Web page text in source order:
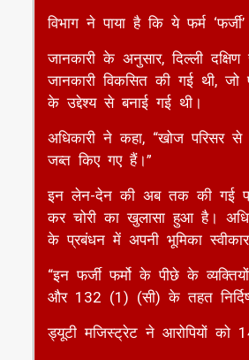
जानकारी के अनुसार, दिल्ली
जानकारी विकसित की गई थी,
के उद्देश्य से बनाई गई थी।
अधिकारी ने कहा, “खोज परिसर
जब्त किए गए हैं।”
इन लेन-देन की अब तक की गई
कर चोरी का खुलासा हुआ है।
के प्रबंधन में अपनी भूमिका
“इन फर्जी फर्मो के पीछे के
और 132 (1) (सी) के तहत
ड्यूटी मजिस्ट्रेट ने आरोपियों
Continue
Previous
रूस के साथ तनाव को लेकर यूक्रेन में